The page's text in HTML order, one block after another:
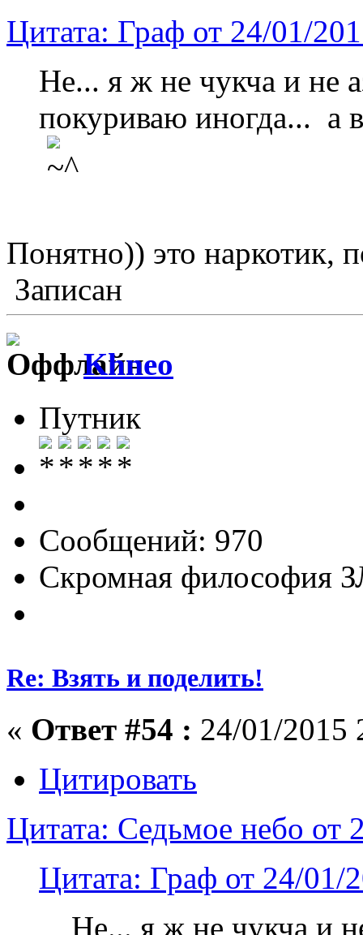
Цитата: Граф от 24/01/
Не... я ж не чукча и не
покуриваю иногда... а
Понятно)) это наркотик,
Записан
Khneo
Путник
Сообщений: 970
Скромная философия
Re: Взять и поделить!
« Ответ #54 : 24/01/2015
Цитировать
Цитата: Седьмое небо от
Цитата: Граф от 24/01/
Не... я ж не чукча и